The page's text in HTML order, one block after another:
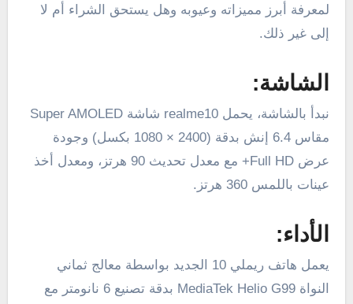
لمعرفة أبرز مميزاته وعيوبه وهل يستحق الشراء أم لا
إلى غير ذلك.
الشاشة:
نبدأ بالشاشة، يحمل realme10 شاشة Super AMOLED
مقاس 6.4 إنش بدقة (2400 × 1080 بكسل) وجودة
عرض Full HD+ مع معدل تحديث 90 هرتز، ومعدل أخذ
عينات باللمس 360 هرتز.
الأداء:
يعمل هاتف ريملي 10 الجديد بواسطة معالج ثماني
النواة MediaTek Helio G99 بدقة تصنيع 6 نانومتر مع